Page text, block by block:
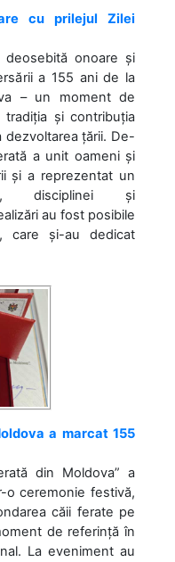
cu prilejul Zilei
deosebită onoare și
a 155 ani de la
– un moment de
tradiția și contribuția
dezvoltarea țării. De-
a unit oameni și
și a reprezentat un
disciplinei și
au fost posibile
care și-au dedicat
a marcat 155
din Moldova” a
o ceremonie festivă,
căii ferate pe
de referință în
La eveniment au